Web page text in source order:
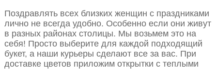
Поздравлять всех близких женщин с праздниками
лично не всегда удобно. Особенно если они живут
в разных районах столицы. Мы возьмем это на
себя! Просто выберите для каждой подходящий
букет, а наши курьеры сделают все за вас. При
доставке цветов приложим открытки с теплыми